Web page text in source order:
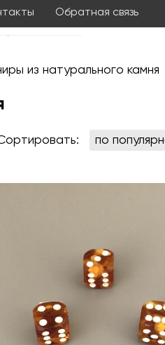
Обратная связь
из натурального камня